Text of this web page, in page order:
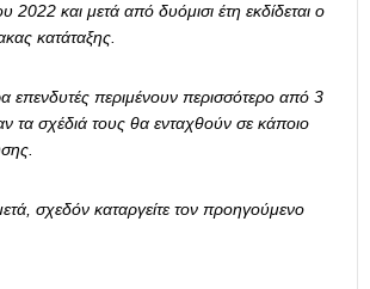
2022 και μετά από δυόμισι έτη εκδίδεται ο
κατάταξης.
επενδυτές περιμένουν περισσότερο από 3
τα σχέδιά τους θα ενταχθούν σε κάποιο
σχεδόν καταργείτε τον προηγούμενο